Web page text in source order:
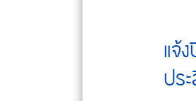
แจ้
ปร